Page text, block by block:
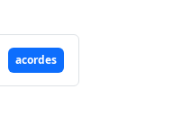
acordes